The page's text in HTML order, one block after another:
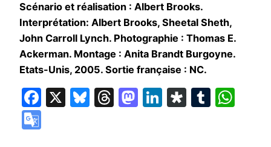
Scénario et réalisation : Albert Brooks.
Interprétation: Albert Brooks, Sheetal Sheth,
John Carroll Lynch. Photographie : Thomas E.
Ackerman. Montage : Anita Brandt Burgoyne.
Etats-Unis, 2005. Sortie française : NC.
Facebook
X Bluesky
Threads
Mastodon
LinkedIn
Diaspora